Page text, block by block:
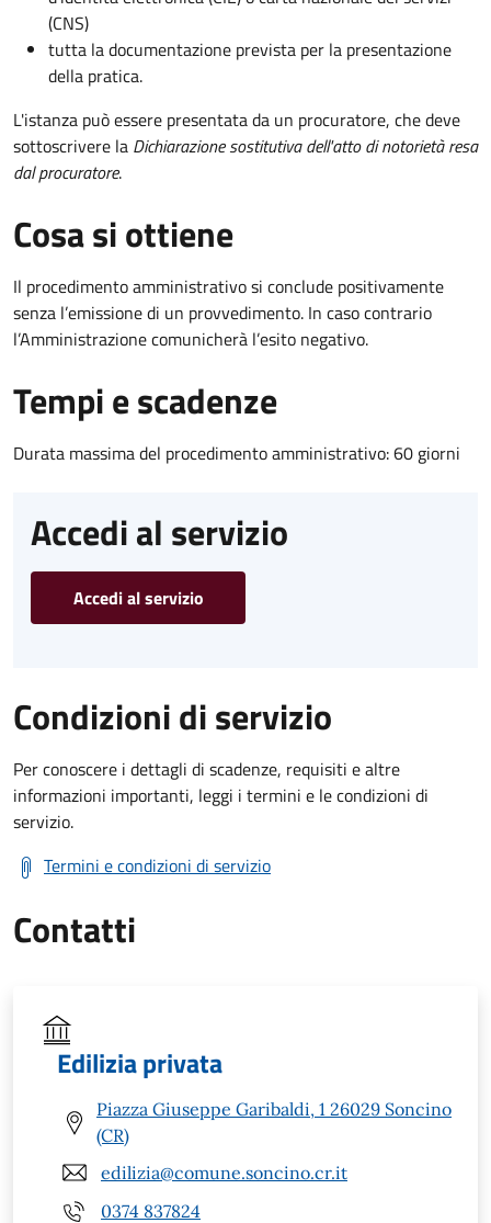
(CNS)
tutta la documentazione prevista per la presentazione
della pratica.
L'istanza può essere presentata da un procuratore, che deve
sottoscrivere la Dichiarazione sostitutiva dell'atto di notorietà resa
dal procuratore.
Cosa si ottiene
Il procedimento amministrativo si conclude positivamente
senza l’emissione di un provvedimento. In caso contrario
l’Amministrazione comunicherà l’esito negativo.
Tempi e scadenze
Durata massima del procedimento amministrativo: 60 giorni
Accedi al servizio
Accedi al servizio
Condizioni di servizio
Per conoscere i dettagli di scadenze, requisiti e altre
informazioni importanti, leggi i termini e le condizioni di
servizio.
Termini e condizioni di servizio
Contatti
Edilizia privata
Piazza Giuseppe Garibaldi, 1 26029 Soncino
(CR)
edilizia@comune.soncino.cr.it
0374 837824